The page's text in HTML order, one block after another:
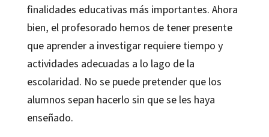
finalidades educativas más importantes. Ahora
bien, el profesorado hemos de tener presente
que aprender a investigar requiere tiempo y
actividades adecuadas a lo lago de la
escolaridad. No se puede pretender que los
alumnos sepan hacerlo sin que se les haya
enseñado.